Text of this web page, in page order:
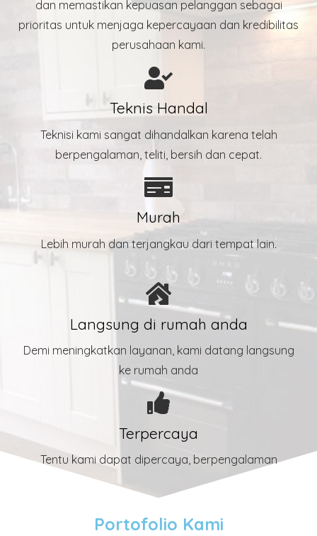
dan memastikan kepuasan pelanggan sebagai
prioritas untuk menjaga kepercayaan dan kredibilitas
perusahaan kami.
Teknis Handal
Teknisi kami sangat dihandalkan karena telah
berpengalaman, teliti, bersih dan cepat.
Murah
Lebih murah dan terjangkau dari tempat lain.
Langsung di rumah anda
Demi meningkatkan layanan, kami datang langsung
ke rumah anda
Terpercaya
Tentu kami dapat dipercaya, berpengalaman
Portofolio Kami